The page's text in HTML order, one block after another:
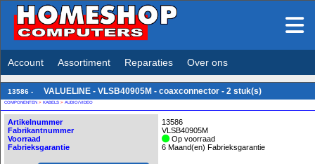
Account Assortiment Reparaties Over ons
13586 - VALUELINE - VLSB40905M - coaxconnector - 2 stuk(s)
COMPONENTEN > KABELS > AUDIO/VIDEO
Artikelnummer
Fabrikantnummer
Voorraad
Fabrieksgarantie
13586
VLSB40905M
Op voorraad
6 Maand(en) Fabrieksgarantie